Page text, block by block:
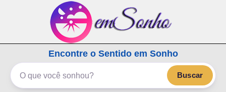
emSonho.com
Os sonhos significam mais
Encontre o Sentido em Sonho
Buscar